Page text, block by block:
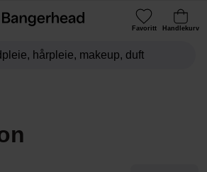
Favoritt Handlekurv